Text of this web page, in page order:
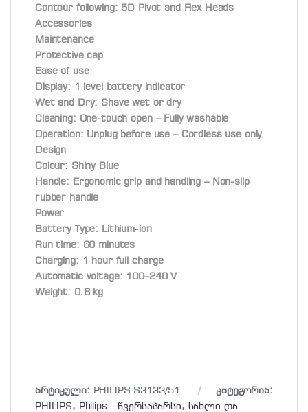
Contour following: 5D Pivot and Flex Heads
Accessories
Maintenance
Protective cap
Ease of use
Display: 1 level battery indicator
Wet and Dry: Shave wet or dry
Cleaning: One-touch open – Fully washable
Operation: Unplug before use – Cordless use only
Design
Colour: Shiny Blue
Handle: Ergonomic grip and handling – Non-slip
rubber handle
Power
Battery Type: Lithium-ion
Run time: 60 minutes
Charging: 1 hour full charge
Automatic voltage: 100–240 V
Weight: 0.8 kg
არტიკული: PHILIPS S3133/51
კატეგორია:
PHILIPS, Philips - წვერსაპარსი, სახლი და